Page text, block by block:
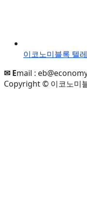
이코노미블록 텔
✉ Email :
Copyright © 이코노미